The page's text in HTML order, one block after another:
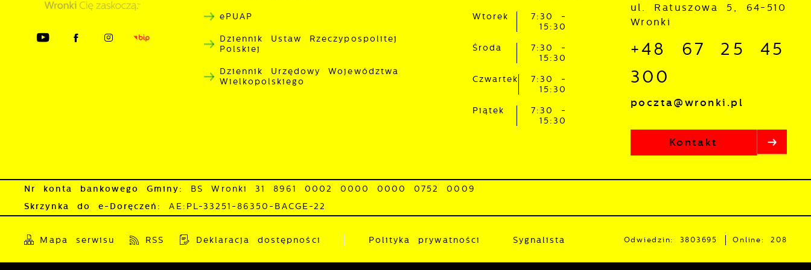
ePUAP
Dziennik Ustaw Rzeczypospolitej
Polskiej
Dziennik Urzędowy Województwa
Wielkopolskiego
Wtorek
7:30 -
15:30
Środa
7:30 -
15:30
Czwartek
7:30 -
15:30
Piątek
7:30 -
15:30
ul. Ratuszowa 5, 64-510
Wronki
+48 67 25 45
300
poczta@wronki.pl
Kontakt
Nr konta bankowego Gminy: BS Wronki 31 8961 0002 0000 0000 0752 0009
Skrzynka do e-Doręczeń:AE:PL-33251-86350-BACGE-22
Mapa serwisu RSS Deklaracja dostępności Polityka prywatności Sygnalista Odwiedzin: 3803695 Online: 208